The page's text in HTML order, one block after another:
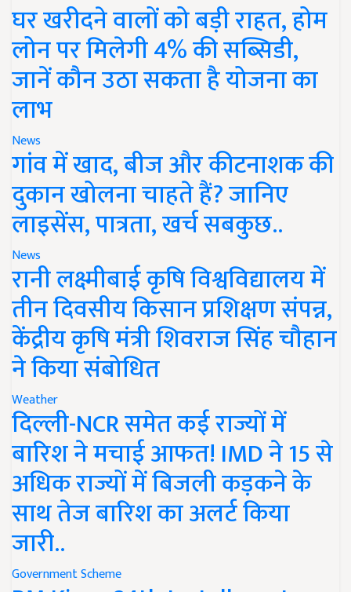
घर खरीदने वालों को बड़ी राहत, होम
लोन पर मिलेगी 4% की सब्सिडी,
जानें कौन उठा सकता है योजना का
लाभ
News
गांव में खाद, बीज और कीटनाशक की
दुकान खोलना चाहते हैं? जानिए
लाइसेंस, पात्रता, खर्च सबकुछ..
News
रानी लक्ष्मीबाई कृषि विश्वविद्यालय में
तीन दिवसीय किसान प्रशिक्षण संपन्न,
केंद्रीय कृषि मंत्री शिवराज सिंह चौहान
ने किया संबोधित
Weather
दिल्ली-NCR समेत कई राज्यों में
बारिश ने मचाई आफत! IMD ने 15 से
अधिक राज्यों में बिजली कड़कने के
साथ तेज बारिश का अलर्ट किया
जारी..
Government Scheme